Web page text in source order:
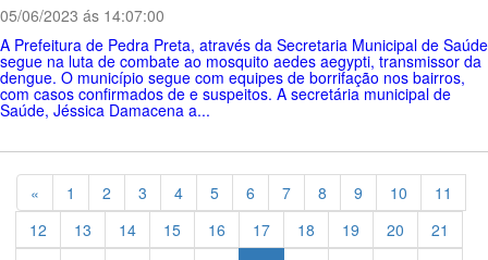
05/06/2023 ás 14:07:00
A Prefeitura de Pedra Preta, através da Secretaria Municipal de Saúde
segue na luta de combate ao mosquito aedes aegypti, transmissor da
dengue. O município segue com equipes de borrifação nos bairros,
com casos confirmados de e suspeitos. A secretária municipal de
Saúde, Jéssica Damacena a...
« Previous
1 2 3 4 5 6 7 8 9 10
11
12
13 14 15 16 17 18 19 20
21